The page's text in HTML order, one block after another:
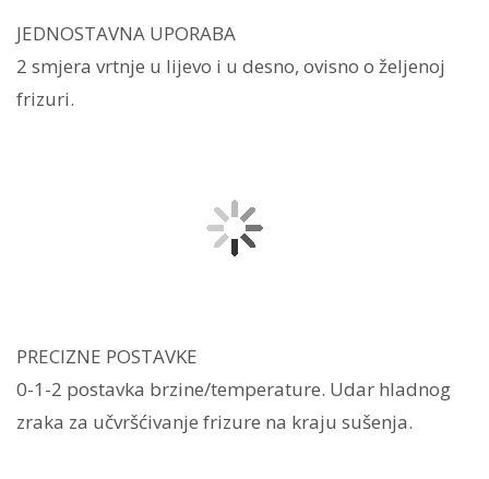
JEDNOSTAVNA UPORABA
2 smjera vrtnje u lijevo i u desno, ovisno o željenoj
frizuri.
PRECIZNE POSTAVKE
0-1-2 postavka brzine/temperature. Udar hladnog
zraka za učvršćivanje frizure na kraju sušenja.